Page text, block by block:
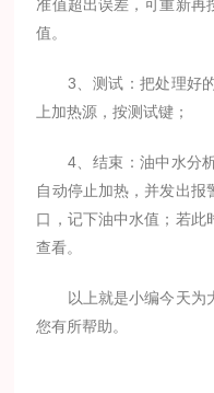
准值超出误差，可重新再
值。
3、测试：把处理好的
上加热源，按测试键；
4、结束：油中水分析
自动停止加热，并发出报
口，记下油中水值；若此
查看。
以上就是小编今天为
您有所帮助。